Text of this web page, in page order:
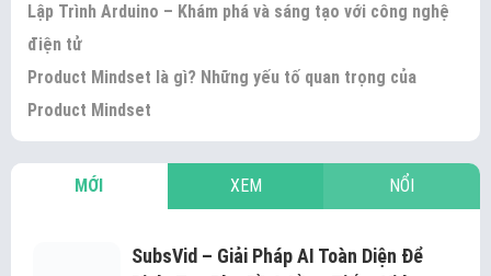
Lập Trình Arduino – Khám phá và sáng tạo với công nghệ
điện tử
Product Mindset là gì? Những yếu tố quan trọng của
Product Mindset
MỚI XEM NỔI
SubsVid – Giải Pháp AI Toàn Diện Để